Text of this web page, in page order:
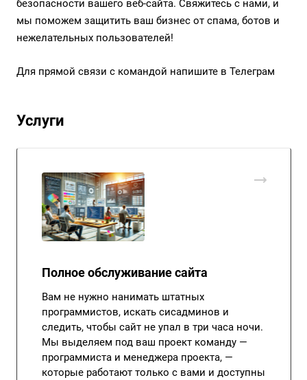
безопасности вашего веб-сайта. Свяжитесь с нами, и
мы поможем защитить ваш бизнес от спама, ботов и
нежелательных пользователей!
Для прямой связи с командой напишите в Телеграм
Услуги
Полное обслуживание сайта
Вам не нужно нанимать штатных
программистов, искать сисадминов и
следить, чтобы сайт не упал в три часа ночи.
Мы выделяем под ваш проект команду —
программиста и менеджера проекта, —
которые работают только с вами и доступны